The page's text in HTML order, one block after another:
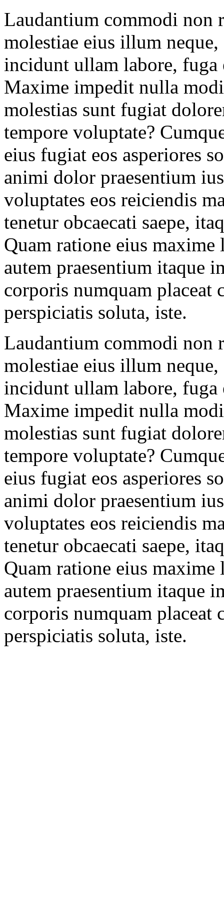
Laudantium commodi non
molestiae eius illum neque,
incidunt ullam labore, fuga
Maxime impedit nulla
molestias sunt fugiat
tempore voluptate?
eius fugiat eos asperiores
animi dolor praesentium
voluptates eos reiciendis
tenetur obcaecati saepe,
Quam ratione eius maxime
autem praesentium itaque
corporis numquam placeat
perspiciatis soluta, iste.
Laudantium commodi non
molestiae eius illum neque,
incidunt ullam labore, fuga
Maxime impedit nulla
molestias sunt fugiat
tempore voluptate?
eius fugiat eos asperiores
animi dolor praesentium
voluptates eos reiciendis
tenetur obcaecati saepe,
Quam ratione eius maxime
autem praesentium itaque
corporis numquam placeat
perspiciatis soluta, iste.